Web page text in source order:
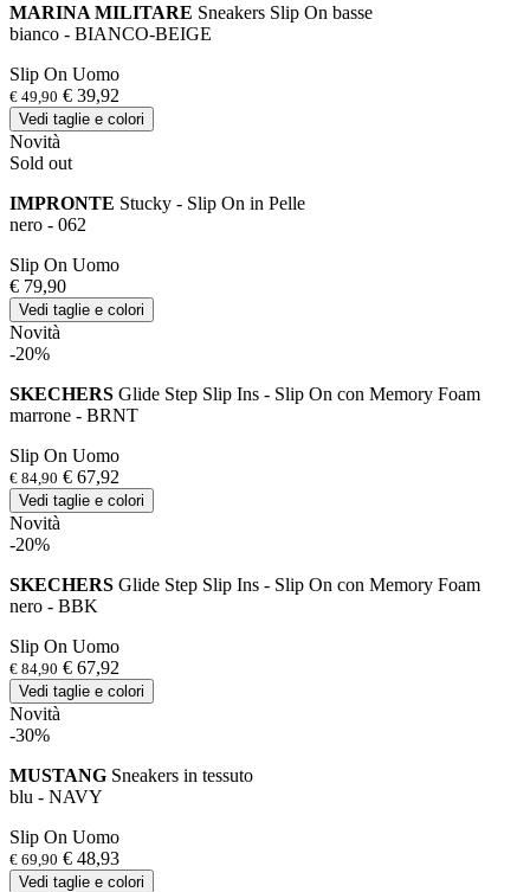
MARINA MILITARE Sneakers Slip On basse
bianco - BIANCO-BEIGE
Slip On Uomo
€ 49,90 € 39,92
Vedi taglie e colori
Novità
Sold out
IMPRONTE Stucky - Slip On in Pelle
nero - 062
Slip On Uomo
€ 79,90
Vedi taglie e colori
Novità
-20%
SKECHERS Glide Step Slip Ins - Slip On con Memory Foam
marrone - BRNT
Slip On Uomo
€ 84,90 € 67,92
Vedi taglie e colori
Novità
-20%
SKECHERS Glide Step Slip Ins - Slip On con Memory Foam
nero - BBK
Slip On Uomo
€ 84,90 € 67,92
Vedi taglie e colori
Novità
-30%
MUSTANG Sneakers in tessuto
blu - NAVY
Slip On Uomo
€ 69,90 € 48,93
Vedi taglie e colori